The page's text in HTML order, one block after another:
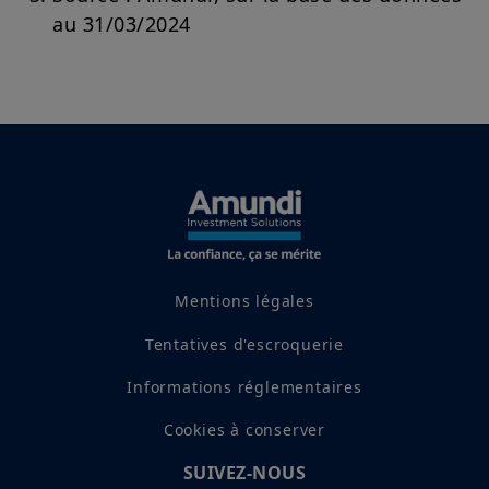
au 31/03/2024
Mentions légales
Tentatives d'escroquerie
Informations réglementaires
Cookies à conserver
SUIVEZ-NOUS